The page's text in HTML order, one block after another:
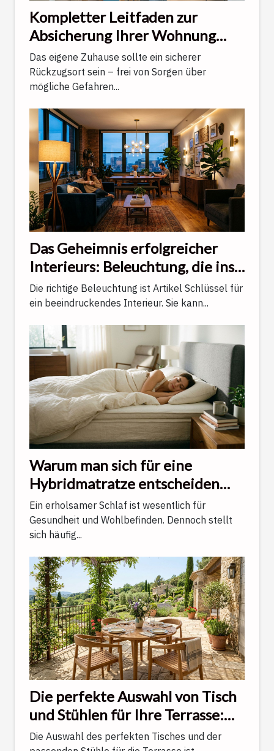
Kompletter Leitfaden zur
Absicherung Ihrer Wohnung
gegen alltägliche
Unwägbarkeiten
Das eigene Zuhause sollte ein sicherer
Rückzugsort sein – frei von Sorgen über
mögliche Gefahren...
Das Geheimnis erfolgreicher
Interieurs: Beleuchtung, die ins
Auge fällt
Die richtige Beleuchtung ist Artikel Schlüssel für
ein beeindruckendes Interieur. Sie kann...
Warum man sich für eine
Hybridmatratze entscheiden
sollte, um optimal zu schlafen
Ein erholsamer Schlaf ist wesentlich für
Gesundheit und Wohlbefinden. Dennoch stellt
sich häufig...
Die perfekte Auswahl von Tisch
und Stühlen für Ihre Terrasse:
Ein Ratgeber
Die Auswahl des perfekten Tisches und der